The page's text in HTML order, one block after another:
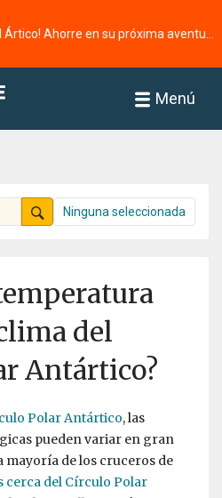
Menú
Ninguna seleccionada
del
Antártico?
Polar Antártico, las
pueden variar en gran
mayoría de los cruceros de
cerca del Círculo Polar